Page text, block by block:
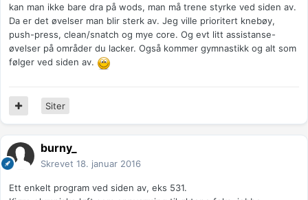
kan man ikke bare dra på wods, man må trene styrke ved siden av.
Da er det øvelser man blir sterk av. Jeg ville prioritert knebøy,
push-press, clean/snatch og mye core. Og evt litt assistanse-
øvelser på områder du lacker. Også kommer gymnastikk og alt som
følger ved siden av.
Siter
burny_
Skrevet 18. januar 2016
Ett enkelt program ved siden av, eks 531.